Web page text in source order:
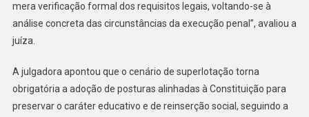
mera verificação formal dos requisitos legais, voltando-se à
análise concreta das circunstâncias da execução penal”, avaliou a
juíza.
A julgadora apontou que o cenário de superlotação torna
obrigatória a adoção de posturas alinhadas à Constituição para
preservar o caráter educativo e de reinserção social, seguindo a